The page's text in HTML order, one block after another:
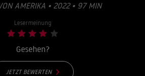
AMERIKA • 2022 • 97 MIN
Lesermeinung
Gesehen?
JETZT BEWERTEN